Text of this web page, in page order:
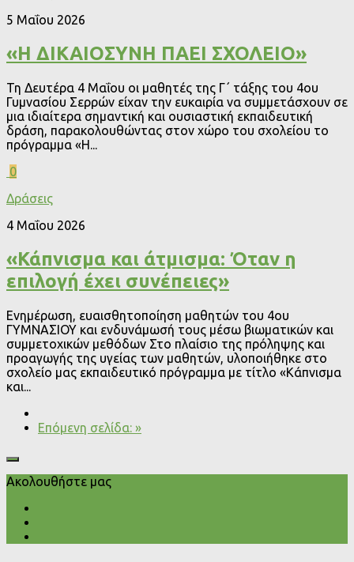
5 Μαΐου 2026
«Η ΔΙΚΑΙΟΣΥΝΗ ΠΑΕΙ ΣΧΟΛΕΙΟ»
Τη Δευτέρα 4 Μαΐου οι μαθητές της Γ΄ τάξης του 4ου
Γυμνασίου Σερρών είχαν την ευκαιρία να συμμετάσχουν σε
μια ιδιαίτερα σημαντική και ουσιαστική εκπαιδευτική
δράση, παρακολουθώντας στον χώρο του σχολείου το
πρόγραμμα «Η...
0
Δράσεις
4 Μαΐου 2026
«Κάπνισμα και άτμισμα: Όταν η
επιλογή έχει συνέπειες»
Ενημέρωση, ευαισθητοποίηση μαθητών του 4ου
ΓΥΜΝΑΣΙΟΥ και ενδυνάμωσή τους μέσω βιωματικών και
συμμετοχικών μεθόδων Στο πλαίσιο της πρόληψης και
προαγωγής της υγείας των μαθητών, υλοποιήθηκε στο
σχολείο μας εκπαιδευτικό πρόγραμμα με τίτλο «Κάπνισμα
και...
Επόμενη σελίδα: »
Ακολουθήστε μας